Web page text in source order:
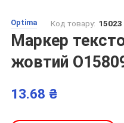
Optima Код товару: 15023
Маркер
жовтий
13.68 ₴